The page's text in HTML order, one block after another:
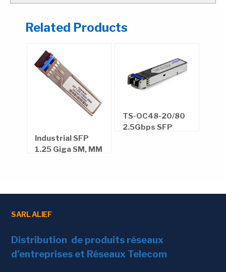
Metal enclosure for lower EMI
Single +3.3V power supply
Commercial operating temperature
range: 0°C to +70°C
Related Products
Industrial SFP
1.25 Giga SM, MM
TS-OC48-20/80
2.5Gbps SFP
SARL ALIEF
Distribution de produits réseaux
d'entreprises et Réseaux Telecom